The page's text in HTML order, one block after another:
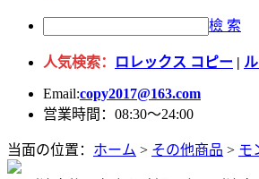
檢 索
人気検索： ロレックス コピー |
Email:copy2017@163.com
営業時間：08:30～24:00
当面の位置： ホーム > その他商品 > モ